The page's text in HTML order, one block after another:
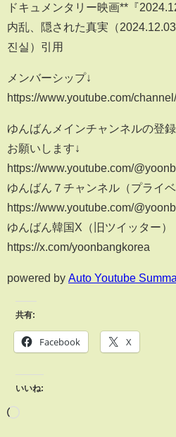
ドキュメンタリー映画**『
内乱、隠された真実（
진실）引用
メンバーシップ↓
https://www.youtube.com/
ゆんばんメインチャンネルの登
お願いします↓
https://www.youtube.com/
ゆんばん７チャンネル（プライベ
https://www.youtube.com/
ゆんばん韓国X（旧ツイッター）
https://x.com/yoonbangkorea
powered by Auto Youtube
共有:
Facebook X
いいね: